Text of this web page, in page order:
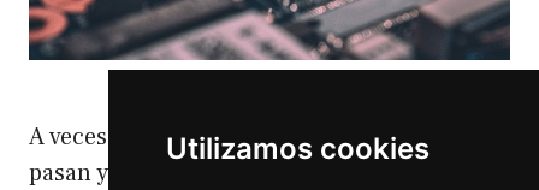
Utilizamos cookies
A veces me gusta hablar de las cosas que me
pasan y en este caso voy a hablar de la ética